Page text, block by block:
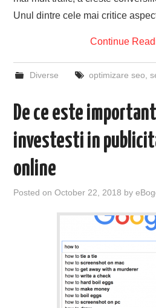
Unul dintre cele mai critice
Continue
Diverse optimizare seo
De ce este
investesti in
online
Posted onOctober 22, 2018 by